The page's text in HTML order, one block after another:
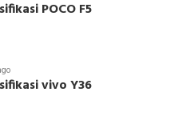
POCO F5
vivo Y36